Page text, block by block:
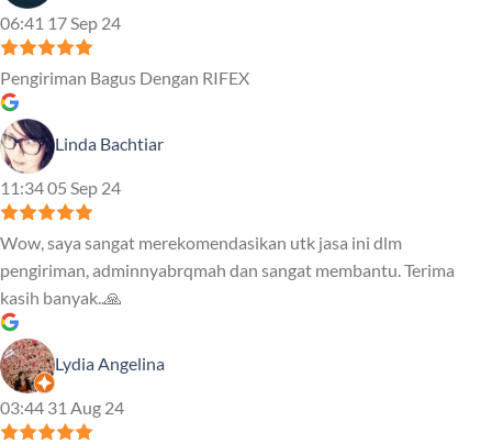
06:41 17 Sep 24
Pengiriman Bagus Dengan RIFEX
Linda Bachtiar
11:34 05 Sep 24
Wow, saya sangat merekomendasikan utk jasa ini dlm
pengiriman, adminnyabrqmah dan sangat membantu. Terima
kasih banyak..🙏
Lydia Angelina
03:44 31 Aug 24